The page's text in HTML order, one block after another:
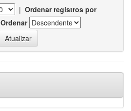
| Ordenar registros por
Ordenar